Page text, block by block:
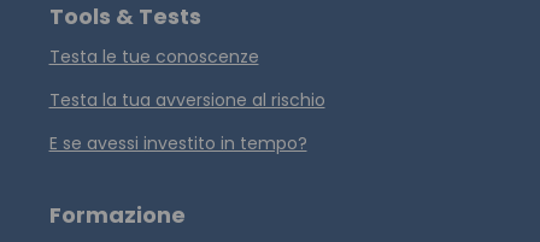
Tools & Tests
Testa le tue conoscenze
Testa la tua avversione al rischio
E se avessi investito in tempo?
Formazione